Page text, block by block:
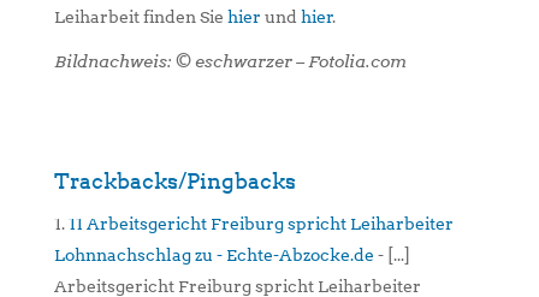
Leiharbeit finden Sie hier und hier.
Bildnachweis: © eschwarzer – Fotolia.com
Trackbacks/Pingbacks
11 Arbeitsgericht Freiburg spricht Leiharbeiter
Lohnnachschlag zu - Echte-Abzocke.de - [...]
Arbeitsgericht Freiburg spricht Leiharbeiter